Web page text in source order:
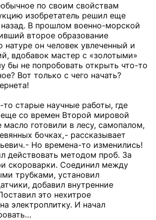
по своим свойствам
изобретатель решил еще
назад. В прошлом военно-морской
второе образование
натуре он человек увлеченный и
вдобавок мастер с «золотыми»
бы не попробовать открыть что-то
Вот только с чего начать?
старые научные работы, где
со времен Второй мировой
масло готовили в лесу, самопалом,
бочках, - рассказывает
- Но времена-то изменились!
действовать методом проб. За
скороварки. Соединил между
трубками, установил
добавил внутренние
это нехитрое
электроплитку. И начал